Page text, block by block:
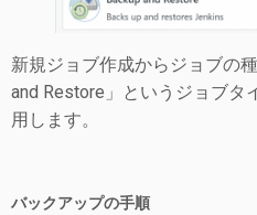
新規ジョブ作成からジョブの
and Restore」というジョブタ
用します。
バックアップの手順